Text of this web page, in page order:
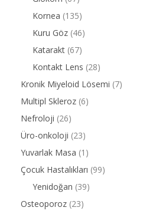
Kornea (135)
Kuru Göz (46)
Katarakt (67)
Kontakt Lens (28)
Kronik Miyeloid Lösemi (7)
Multipl Skleroz (6)
Nefroloji (26)
Üro-onkoloji (23)
Yuvarlak Masa (1)
Çocuk Hastalıkları (99)
Yenidoğan (39)
Osteoporoz (23)